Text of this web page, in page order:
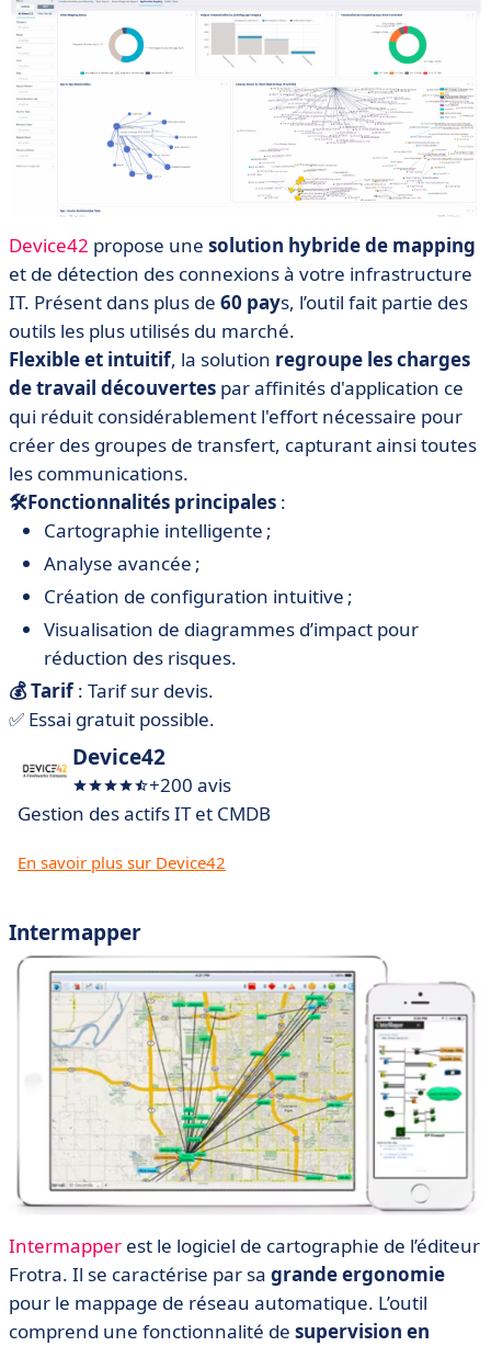
Device42 propose une solution hybride de mapping
et de détection des connexions à votre infrastructure
IT. Présent dans plus de 60 pays, l’outil fait partie des
outils les plus utilisés du marché.
Flexible et intuitif, la solution regroupe les charges
de travail découvertes par affinités d'application ce
qui réduit considérablement l'effort nécessaire pour
créer des groupes de transfert, capturant ainsi toutes
les communications.
🛠Fonctionnalités principales :
Cartographie intelligente ;
Analyse avancée ;
Création de configuration intuitive ;
Visualisation de diagrammes d’impact pour
réduction des risques.
💰 Tarif: Tarif sur devis.
✅ Essai gratuit possible.
Device42
+200 avis
Gestion des actifs IT et CMDB
En savoir plus sur Device42
Intermapper
Intermapper est le logiciel de cartographie de l’éditeur
Frotra. Il se caractérise par sa grande ergonomie
pour le mappage de réseau automatique. L’outil
comprend une fonctionnalité de supervision en